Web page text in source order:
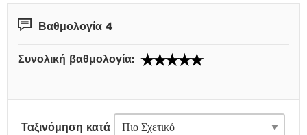
Βαθμολογία 4
Συνολική βαθμολογία:
Ταξινόμηση κατά